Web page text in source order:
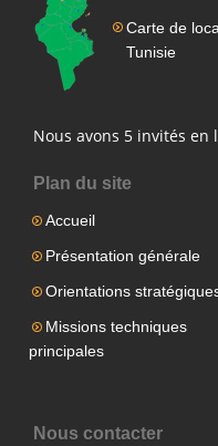
Carte de
Tunisie
Nous avons 5 invités en
Plan du site
Accueil
Présentation générale
Orientations
Missions techniques
principales
Nous contacter